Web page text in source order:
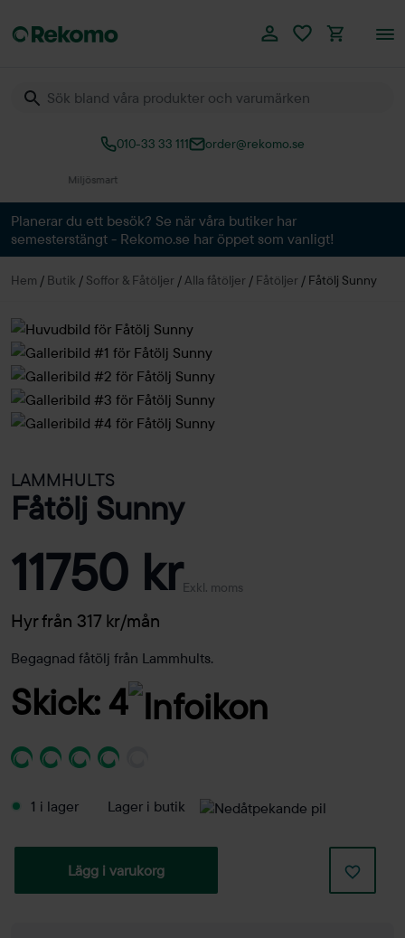
010-33 33 111 order@rekomo.se
Planerar du ett besök? Se när våra butiker har
semesterstängt - Rekomo.se har öppet som vanligt!
Hem / Butik / Soffor & Fåtöljer /Alla fåtöljer / Fåtöljer / Fåtölj Sunny
LAMMHULTS
Fåtölj Sunny
11750 krExkl. moms
Hyr från 317 kr/mån
Begagnad fåtölj från Lammhults.
Skick: 4
1 i lager Lager i butik
Lägg i varukorg